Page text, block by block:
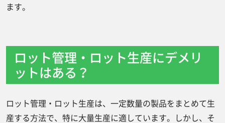
ます。
ロット管理・ロット生産にデメリ
ットはある？
ロット管理・ロット生産は、一定数量の製品をまとめて生
産する方法で、特に大量生産に適しています。しかし、そ